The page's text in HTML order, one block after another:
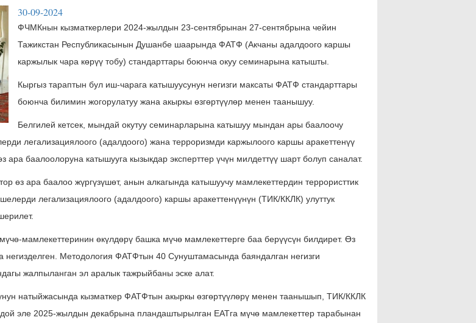
30-09-2024
ФЧМКнын кызматкерлери 2024-жылдын 23-сентябрынан 27-сентябрына чейин
Тажикстан Республикасынын Душанбе шаарында ФАТФ (Акчаны адалдоого каршы
каржылык чара көрүү тобу) стандарттары боюнча окуу семинарына катышты.
Кыргыз тараптын бул иш-чарага катышуусунун негизги максаты ФАТФ стандарттары
боюнча билимин жогорулатуу жана акыркы өзгөртүүлөр менен таанышуу.
Белгилей кетсек, мындай окутуу семинарларына катышуу мындан ары баалоочу
легализациялоого (адалдоого) жана терроризмди каржылоого каршы аракеттенүү
баалоолоруна катышууга кызыкдар эксперттер үчүн милдеттүү шарт болуп саналат.
өз ара баалоо жүргүзүшөт, анын алкагында катышуучу мамлекеттердин террористтик
легализациялоого (адалдоого) каршы аракеттенүүнүн (ТИК/ККЛК) улуттук
мамлекеттеринин өкүлдөрү башка мүчө мамлекеттерге баа берүүсүн билдирет. Өз
Методология ФАТФтын 40 Сунуштамасында баяндалган негизги
жалпыланган эл аралык тажрыйбаны эске алат.
натыйжасында кызматкер ФАТФтын акыркы өзгөртүүлөрү менен таанышып, ТИК/ККЛК
эле 2025-жылдын декабрына пландаштырылган ЕАТга мүчө мамлекеттер тарабынан